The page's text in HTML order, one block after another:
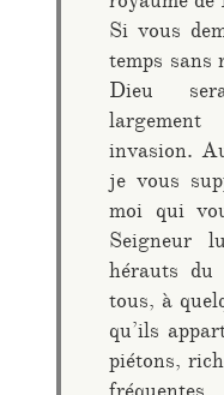
Si vous
temps sans
Dieu
invasion.
je vous
moi qui
Seigneur
hérauts du
tous, à
qu’ils
piétons,